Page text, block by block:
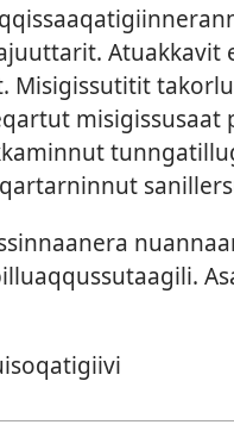
Atuak­kavit
Misigis­sutitit
misigis­susaat